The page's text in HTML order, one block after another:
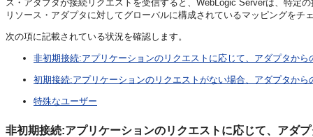
ス・アダプタが接続リクエストを受信すると、WebLogic Serverは、特定
リソース・アダプタに対してグローバルに構成されているマッピングをチ
次の項に記載されている状況を確認します。
非初期接続:アプリケーションのリクエストに応じて、アダプタから
初期接続:アプリケーションのリクエストがない場合、アダプタから
特殊なユーザー
非初期接続:アプリケーションのリクエストに応じて、アダ